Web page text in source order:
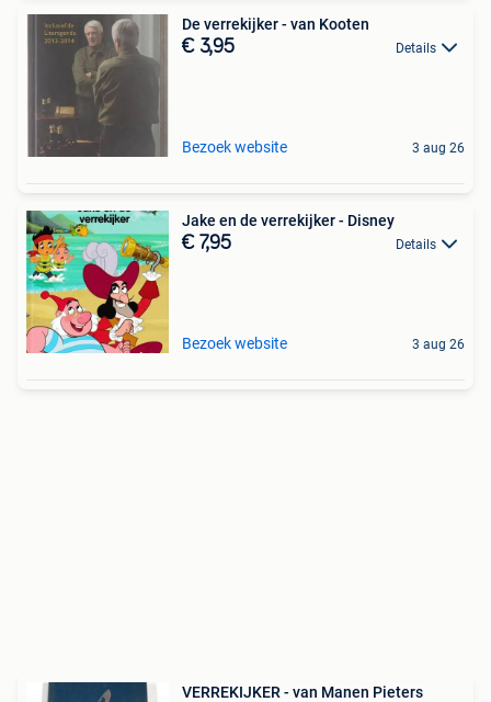
De verrekijker - van Kooten
€ 3,95 Details
Bezoek website 3 aug 26
Jake en de verrekijker - Disney
€ 7,95 Details
Bezoek website 3 aug 26
VERREKIJKER - van Manen Pieters